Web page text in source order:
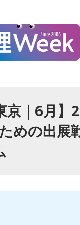
京｜6月】
めの出展